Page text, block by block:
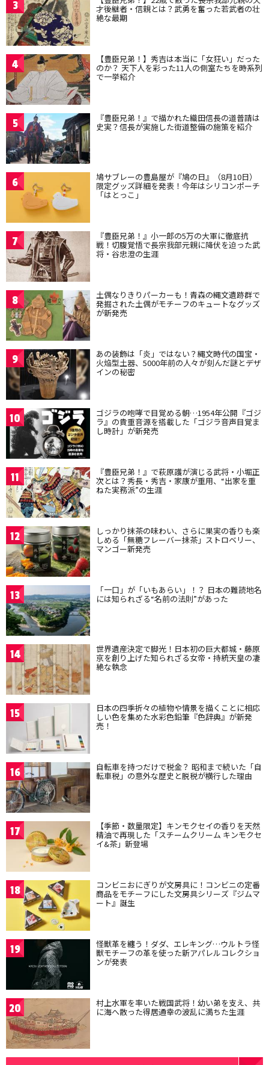
3 才後継者・信親とは？武勇を奮った若武者の壮
絶な最期
4 【豊臣兄弟！】秀吉は本当に「女狂い」だった
のか？ 天下人を彩った11人の側室たちを時系列
で一挙紹介
5 『豊臣兄弟！』で描かれた織田信長の道普請は
史実？信長が実施した街道整備の施策を紹介
6 鳩サブレーの豊島屋が『鳩の日』（8月10日）
限定グッズ詳細を発表！今年はシリコンポーチ
「はとっこ」
7 『豊臣兄弟！』小一郎の5万の大軍に徹底抗
戦！切腹覚悟で長宗我部元親に降伏を迫った武
将・谷忠澄の生涯
8 土偶なりきりパーカーも！青森の縄文遺跡群で
発掘された土偶がモチーフのキュートなグッズ
が新発売
9 あの装飾は「炎」ではない？縄文時代の国宝・
火焔型土器、5000年前の人々が刻んだ謎とデザ
インの秘密
10 ゴジラの咆哮で目覚める朝…1954年公開『ゴジ
ラ』の貴重音源を搭載した「ゴジラ音声目覚ま
し時計」が新発売
11 『豊臣兄弟！』で萩原護が演じる武将・小堀正
次とは？秀長・秀吉・家康が重用、“出家を重
ねた実務派”の生涯
12 しっかり抹茶の味わい、さらに果実の香りも楽
しめる「無糖フレーバー抹茶」ストロベリー、
マンゴー新発売
13 「一口」が「いもあらい」！？ 日本の難読地名
には知られざる“名前の法則”があった
14 世界遺産決定で脚光！日本初の巨大都城・藤原
京を創り上げた知られざる女帝・持統天皇の凄
絶な執念
15 日本の四季折々の植物や情景を描くことに相応
しい色を集めた水彩色鉛筆『色辞典』が新発
売！
16 自転車を持つだけで税金？ 昭和まで続いた「自
転車税」の意外な歴史と脱税が横行した理由
17 【季節・数量限定】キンモクセイの香りを天然
精油で再現した「スチームクリーム キンモクセ
イ&茶」新登場
18 コンビニおにぎりが文房具に！コンビニの定番
商品をモチーフにした文房具シリーズ『ジムマ
ート』誕生
19 怪獣革を纏う！ダダ、エレキング…ウルトラ怪
獣モチーフの革を使った新アパレルコレクショ
ンが発表
20 村上水軍を率いた戦国武将！幼い弟を支え、共
に海へ散った得居通幸の波乱に満ちた生涯